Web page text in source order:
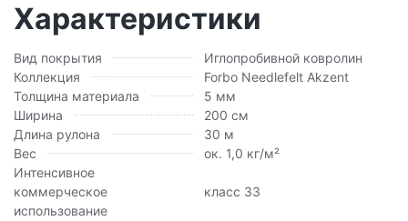
Характеристики
Вид покрытия
Иглопробивной ковролин
Коллекция
Forbo Needlefelt Akzent
Толщина материала
5 мм
Ширина
200 см
Длина рулона
30 м
Вес
ок. 1,0 кг/м²
Интенсивное
коммерческое
использование
класс 33